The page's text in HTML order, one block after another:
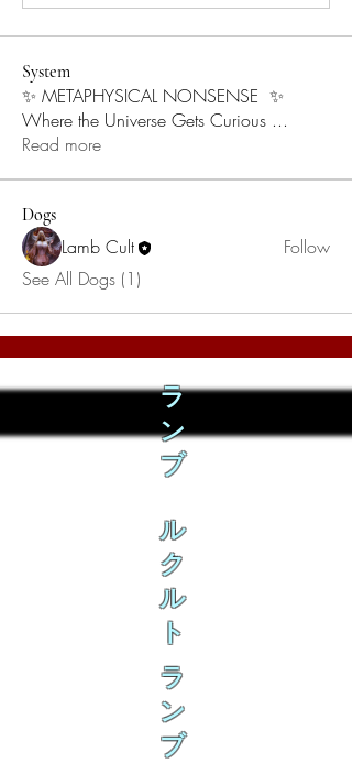
System
✨ METAPHYSICAL NONSENSE ✨
Where the Universe Gets Curious ...
Read more
Dogs
Lamb Cult
Follow
See All Dogs (1)
ラ
ン
ブ
ル
ク
ル
ト
ラ
ン
ブ